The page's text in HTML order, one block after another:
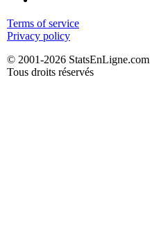
Terms of service
Privacy policy
© 2001-2026 StatsEnLigne.com
Tous droits réservés